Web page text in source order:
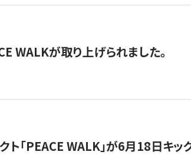
WALKが取り上げられました。
「PEACE WALK」が6月18日キック